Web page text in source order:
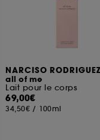
NARCISO RODRIGUEZ
all of me
Lait pour le corps
69,00€
34,50€ / 100ml